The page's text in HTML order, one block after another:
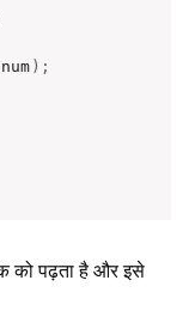
num ) ;
को पढ़ता है और इसे